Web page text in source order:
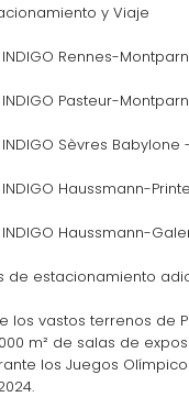
92130 Issy-les-
92170 Vanves
A la carta
y Viaje
Rennes-
Pasteur-
Sèvres Babylone
Haussmann-
Haussmann-
de estacionamiento
los vastos terrenos de
m² de salas de
los Juegos